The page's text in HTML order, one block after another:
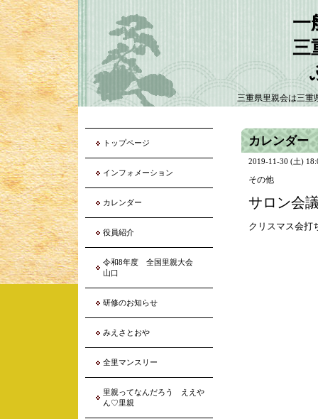
一
三
三重県里親会は三重
カレンダー
2019-11-30 (土)
その他
サロン会
クリスマス会打
トップページ
インフォメーション
カレンダー
役員紹介
令和8年度 全国里親大会
山口
研修のお知らせ
みえさとおや
全里マンスリー
里親ってなんだろう ええや
ん♡里親